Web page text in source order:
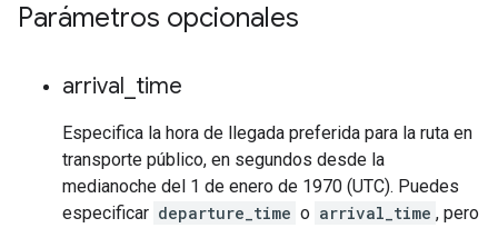
Parámetros opcionales
arrival time
Especifica la hora de llegada preferida para la ruta en
transporte público, en segundos desde la
medianoche del 1 de enero de 1970 (UTC). Puedes
especificar departure_time o arrival_time , pero